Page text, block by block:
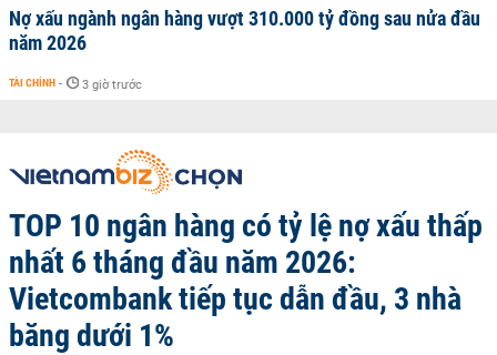
Nợ xấu ngành ngân hàng vượt 310.000 tỷ đồng sau nửa đầu
năm 2026
TÀI CHÍNH - 3 giờ trước
TOP 10 ngân hàng có tỷ lệ nợ xấu thấp
nhất 6 tháng đầu năm 2026:
Vietcombank tiếp tục dẫn đầu, 3 nhà
băng dưới 1%